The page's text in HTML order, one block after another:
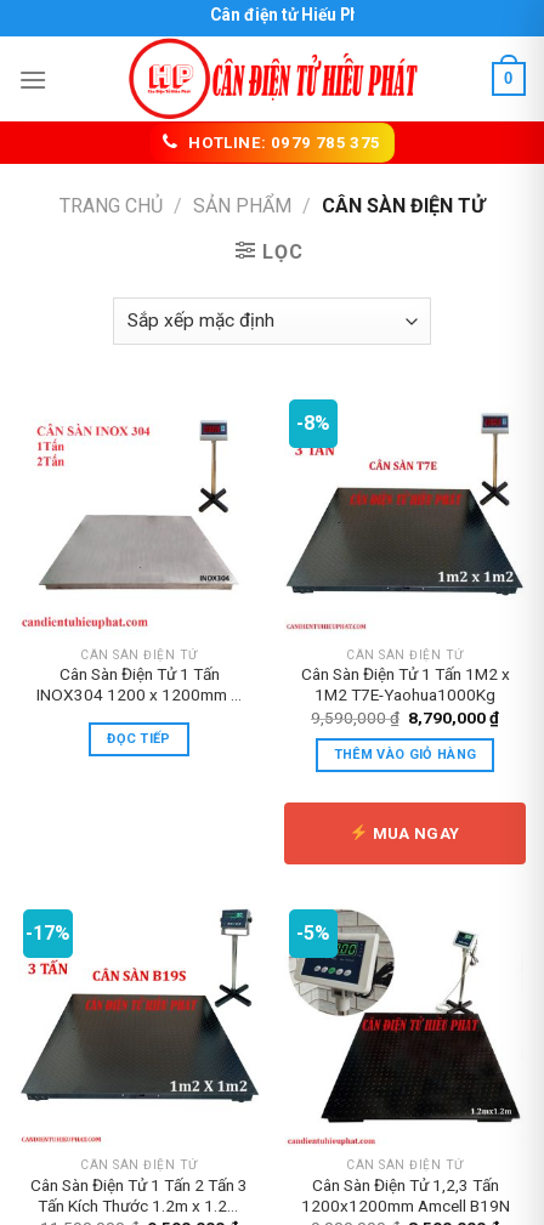
to
content
Cân điện tử Hiếu Phát
0
HOTLINE: 0979 785 375
TRANG CHỦ / SẢN PHẨM / CÂN SÀN ĐIỆN TỬ
LỌC
CÂN SÀN ĐIỆN TỬ
Cân Sàn Điện Tử 1 Tấn
INOX304 1200 x 1200mm –
ĐỌC TIẾP
-8%
CÂN SÀN ĐIỆN TỬ
Cân Sàn Điện Tử 1 Tấn 1M2 x
1M2 T7E-Yaohua1000Kg
9,590,000₫ Giá
gốc
là:
9,590,000 ₫.
8,790,000₫Giá
THÊM VÀO GIỎ HÀNG
MUA NGAY
-17%
CÂN SÀN ĐIỆN TỬ
Cân Sàn Điện Tử 1 Tấn 2 Tấn 3
Tấn Kích Thước 1.2m x 1.2m
-5%
CÂN SÀN ĐIỆN TỬ
Cân Sàn Điện Tử 1,2,3 Tấn
1200x1200mm Amcell B19N